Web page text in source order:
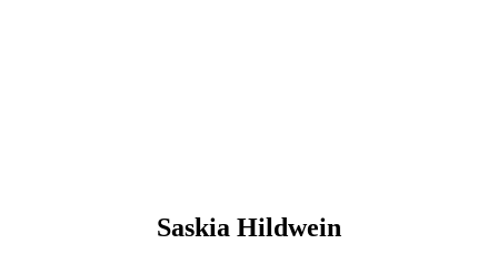
Saskia Hildwein